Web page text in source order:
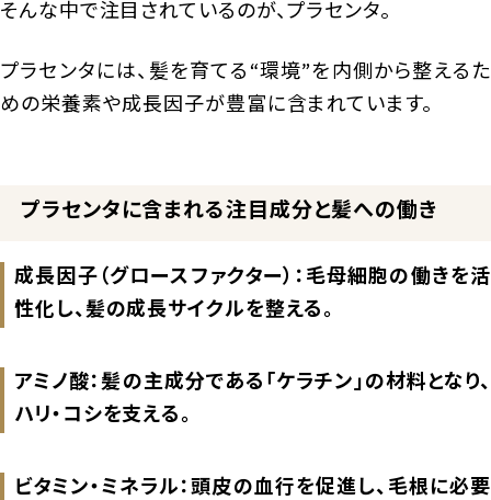
そんな中で注目されているのが、プラセンタ。
プラセンタには、髪を育てる“環境”を内側から整えるた
めの栄養素や成長因子が豊富に含まれています。
プラセンタに含まれる注目成分と髪への働き
成長因子（グロースファクター）：毛母細胞の働きを活
性化し、髪の成長サイクルを整える。
アミノ酸：髪の主成分である「ケラチン」の材料となり、
ハリ・コシを支える。
ビタミン・ミネラル：頭皮の血行を促進し、毛根に必要